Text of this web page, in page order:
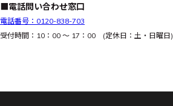
■電話問い合わせ窓口
電話番号：0120-838-703
受付時間：10：00 ～ 17：00 (定休日：土・日曜日)